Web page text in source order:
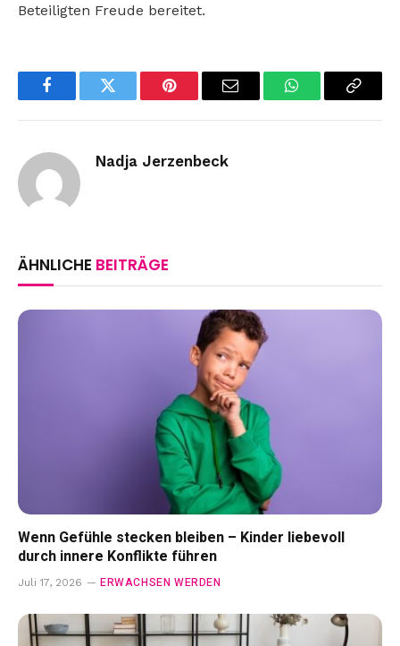
Beteiligten Freude bereitet.
FacebookTwitter Pinterest Email WhatsAppCopy
Nadja Jerzenbeck
ÄHNLICHE BEITRÄGE
Wenn Gefühle stecken bleiben – Kinder liebevoll
durch innere Konflikte führen
Juli 17, 2026 ERWACHSEN WERDEN